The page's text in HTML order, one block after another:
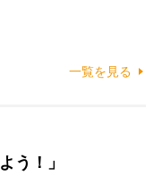
一覧を見る
う！」